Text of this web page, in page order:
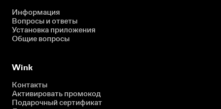
Информация
Вопросы и ответы
Установка приложения
Общие вопросы
Wink
Контакты
Активировать промокод
Подарочный сертификат